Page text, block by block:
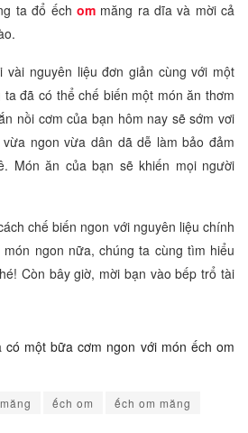
ta đổ ếch ommăng ra dĩa và mời cả
vài nguyên liệu đơn giản cùng với một
đã có thể chế biến một món ăn thơm
nồi cơm của bạn hôm nay sẽ sớm vơi
ngon vừa dân dã dễ làm bảo đảm
Món ăn của bạn sẽ khiến mọi người
chế biến ngon với nguyên liệu chính
ngon nữa, chúng ta cùng tìm hiểu
Còn bây giờ, mời bạn vào bếp trổ tài
có một bữa cơm ngon với món ếch om
ếch om ếch om măng